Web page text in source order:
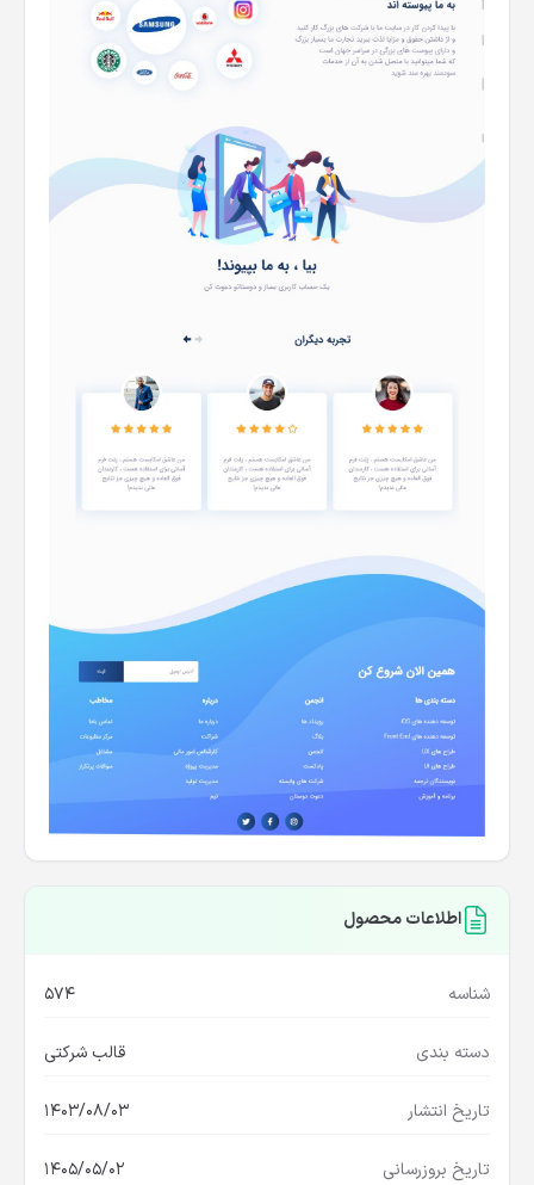
اطلاعات محصول
شناسه 574
دسته بندی قالب شرکتی
تاریخ انتشار 1403/08/03
تاریخ بروزرسانی 1405/05/02